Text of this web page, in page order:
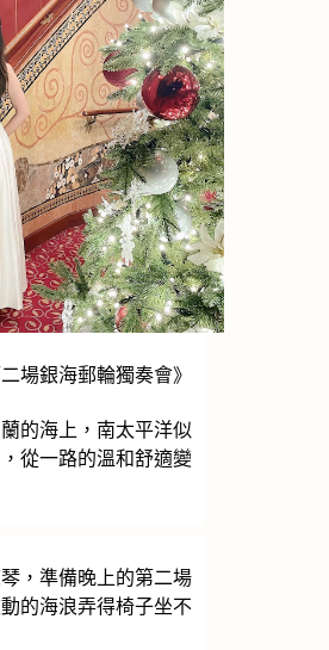
場銀海郵輪獨奏會》
的海上，南太平洋似
從一路的溫和舒適變
，準備晚上的第二場
的海浪弄得椅子坐不